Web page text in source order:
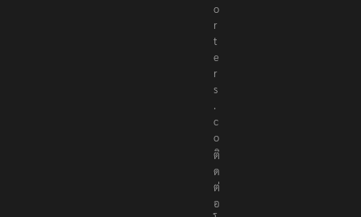
o
r
t
e
r
s
.
c
o
ติ
ด
ต่
อ